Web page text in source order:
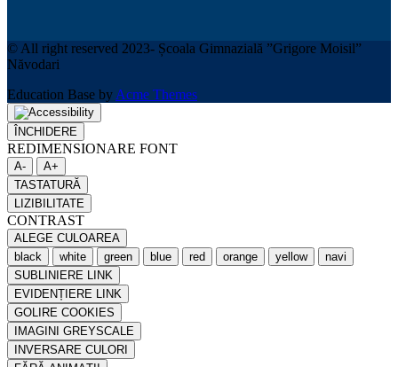
© All right reserved 2023- Școala Gimnazială ”Grigore Moisil”
Năvodari
Education Base by Acme Themes
ÎNCHIDERE
REDIMENSIONARE FONT
A-
A+
TASTATURĂ
LIZIBILITATE
CONTRAST
ALEGE CULOAREA
black
white green blue red orange yellow
navi
SUBLINIERE LINK
EVIDENȚIERE LINK
GOLIRE COOKIES
IMAGINI GREYSCALE
INVERSARE CULORI